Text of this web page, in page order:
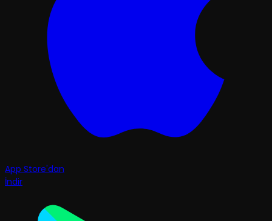
App Store'dan
İndir